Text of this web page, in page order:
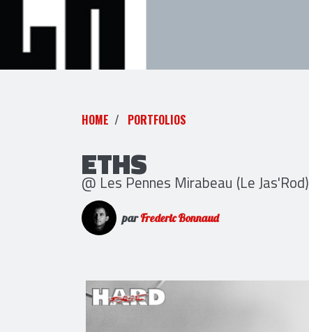
HOME PORTFOLIOS
ETHS
@ Les Pennes Mirabeau (Le Jas'Rod)
parFrederic Bonnaud